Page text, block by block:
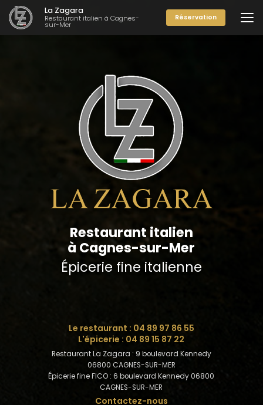
Aller
au
contenu
principal
La Zagara
Restaurant italien à Cagnes-
sur-Mer
Réservation
Restaurant italien
à Cagnes-sur-Mer
Épicerie fine italienne
Le restaurant : 04 89 97 86 55
L'épicerie : 04 89 15 87 22
Restaurant La Zagara : 9 boulevard Kennedy
06800 CAGNES-SUR-MER
Épicerie fine FICO : 6 boulevard Kennedy 06800
CAGNES-SUR-MER
Contactez-nous